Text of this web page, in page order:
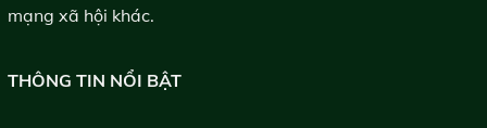
mạng xã hội khác.
THÔNG TIN NỔI BẬT